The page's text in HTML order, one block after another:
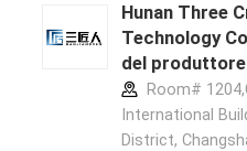
Hunan Three
Technology
del produttore
Room#
International
District,